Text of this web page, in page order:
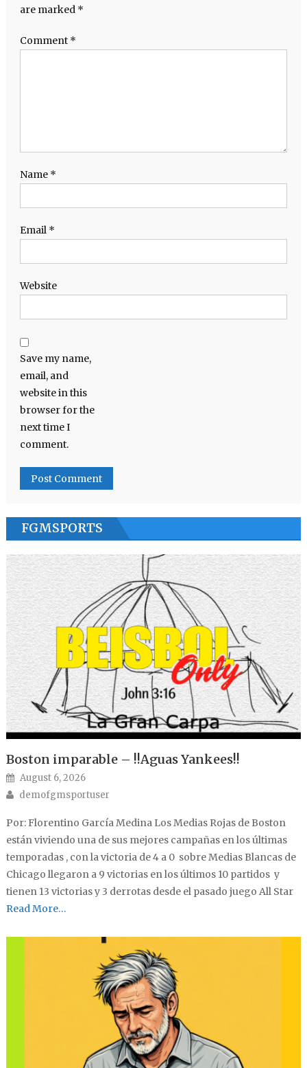
are marked *
Comment *
Name *
Email *
Website
Save my name,
email, and
website in this
browser for the
next time I
comment.
FGMSPORTS
Boston imparable – !!Aguas Yankees!!
Posted on
August 6, 2026
Author
demofgmsportuser
Por: Florentino García Medina Los Medias Rojas de Boston
están viviendo una de sus mejores campañas en los últimas
temporadas , con la victoria de 4 a 0 sobre Medias Blancas de
Chicago llegaron a 9 victorias en los últimos 10 partidos y
tienen 13 victorias y 3 derrotas desde el pasado juego All Star
Read More…